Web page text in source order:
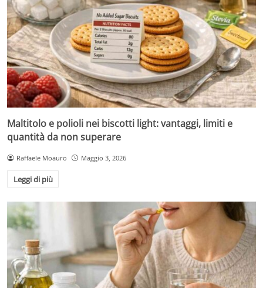
Maltitolo e polioli nei biscotti light: vantaggi, limiti e
quantità da non superare
Raffaele Moauro Maggio 3, 2026
Leggi di più